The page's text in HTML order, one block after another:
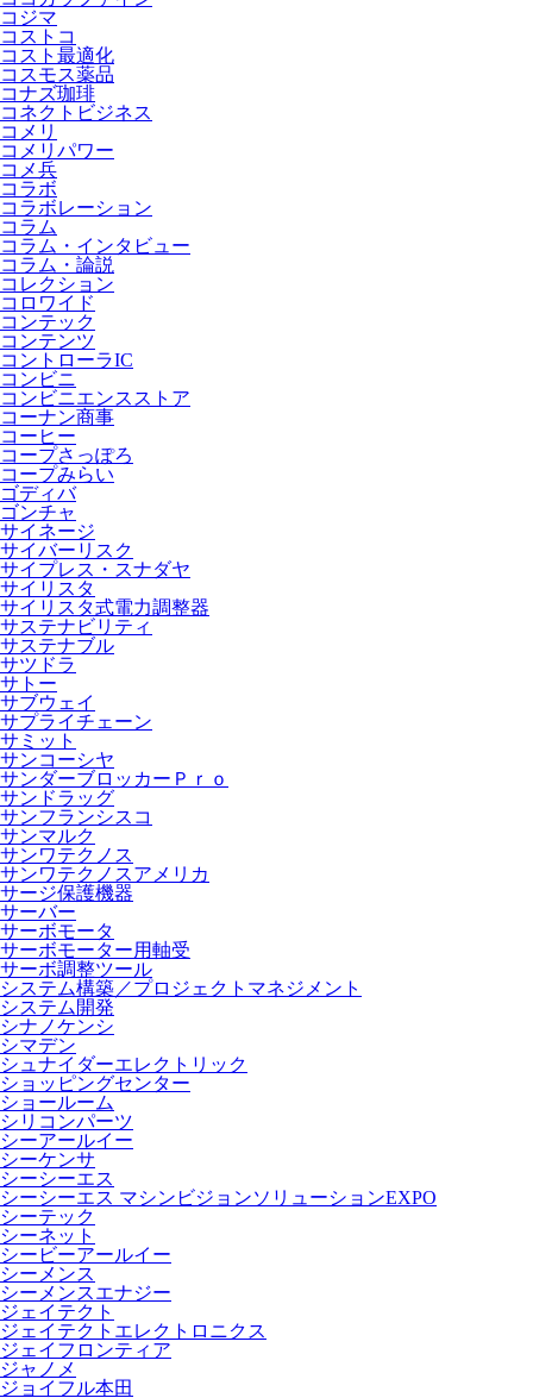
コジマ
コストコ
コスト最適化
コスモス薬品
コナズ珈琲
コネクトビジネス
コメリ
コメリパワー
コメ兵
コラボ
コラボレーション
コラム
コラム・インタビュー
コラム・論説
コレクション
コロワイド
コンテック
コンテンツ
コントローラIC
コンビニ
コンビニエンスストア
コーナン商事
コーヒー
コープさっぽろ
コープみらい
ゴディバ
ゴンチャ
サイネージ
サイバーリスク
サイプレス・スナダヤ
サイリスタ
サイリスタ式電力調整器
サステナビリティ
サステナブル
サツドラ
サトー
サブウェイ
サプライチェーン
サミット
サンコーシヤ
サンダーブロッカーＰｒｏ
サンドラッグ
サンフランシスコ
サンマルク
サンワテクノス
サンワテクノスアメリカ
サージ保護機器
サーバー
サーボモータ
サーボモーター用軸受
サーボ調整ツール
システム構築／プロジェクトマネジメント
システム開発
シナノケンシ
シマデン
シュナイダーエレクトリック
ショッピングセンター
ショールーム
シリコンパーツ
シーアールイー
シーケンサ
シーシーエス
シーシーエス マシンビジョンソリューションEXPO
シーテック
シーネット
シービーアールイー
シーメンス
シーメンスエナジー
ジェイテクト
ジェイテクトエレクトロニクス
ジェイフロンティア
ジャノメ
ジョイフル本田